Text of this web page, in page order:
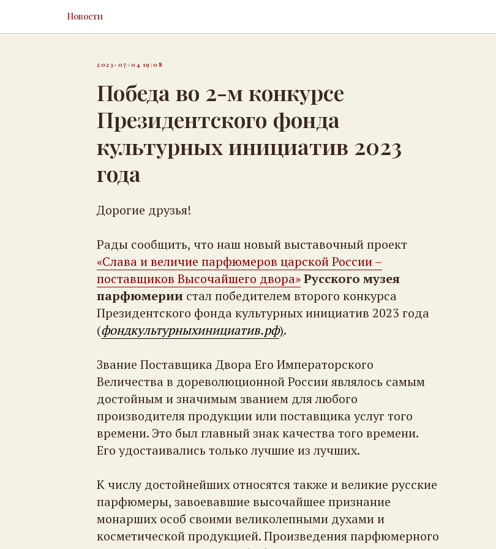
Новости
2023-07-04 19:08
Победа во 2-м конкурсе
Президентского фонда
культурных инициатив 2023
года
Дорогие друзья!
Рады сообщить, что наш новый выставочный проект
«Слава и величие парфюмеров царской России –
поставщиков Высочайшего двора»Русского музея
парфюмерии стал победителем второго конкурса
Президентского фонда культурных инициатив 2023 года
(фондкультурныхинициатив.рф).
Звание Поставщика Двора Его Императорского
Величества в дореволюционной России являлось самым
достойным и значимым званием для любого
производителя продукции или поставщика услуг того
времени. Это был главный знак качества того времени.
Его удостаивались только лучшие из лучших.
К числу достойнейших относятся также и великие русские
парфюмеры, завоевавшие высочайшее признание
монарших особ своими великолепными духами и
косметической продукцией. Произведения парфюмерного